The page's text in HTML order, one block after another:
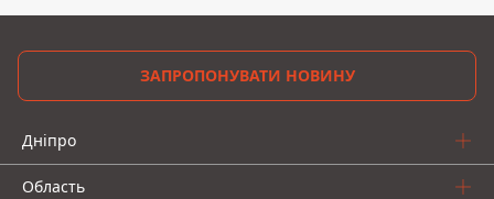
ЗАПРОПОНУВАТИ НОВИНУ
Дніпро
Область